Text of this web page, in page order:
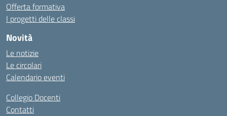
Offerta formativa
I progetti delle classi
Novità
Le notizie
Le circolari
Calendario eventi
Collegio Docenti
Contatti